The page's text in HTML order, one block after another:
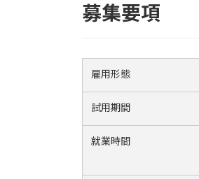
募集要項
雇用形態
試用期間
就業時間